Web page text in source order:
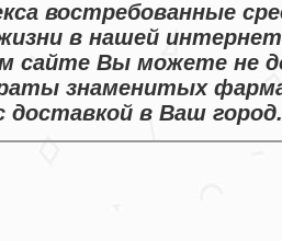
востребованные
в нашей
сайте Вы можете не
знаменитых
доставкой в Ваш город.